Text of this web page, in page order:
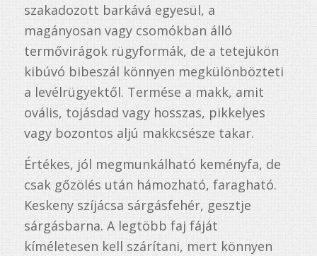
szakadozott barkává egyesül, a
magányosan vagy csomókban álló
termővirágok rügyformák, de a tetejükön
kibúvó bibeszál könnyen megkülönbözteti
a levélrügyektől. Termése a makk, amit
ovális, tojásdad vagy hosszas, pikkelyes
vagy bozontos aljú makkcsésze takar.
Értékes, jól megmunkálható keményfa, de
csak gőzölés után hámozható, faragható.
Keskeny szíjácsa sárgásfehér, gesztje
sárgásbarna. A legtöbb faj fáját
kíméletesen kell szárítani, mert könnyen